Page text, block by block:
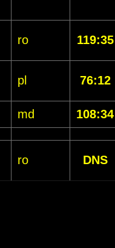
ro 119:35
pl 76:12
md 108:34
ro DNS